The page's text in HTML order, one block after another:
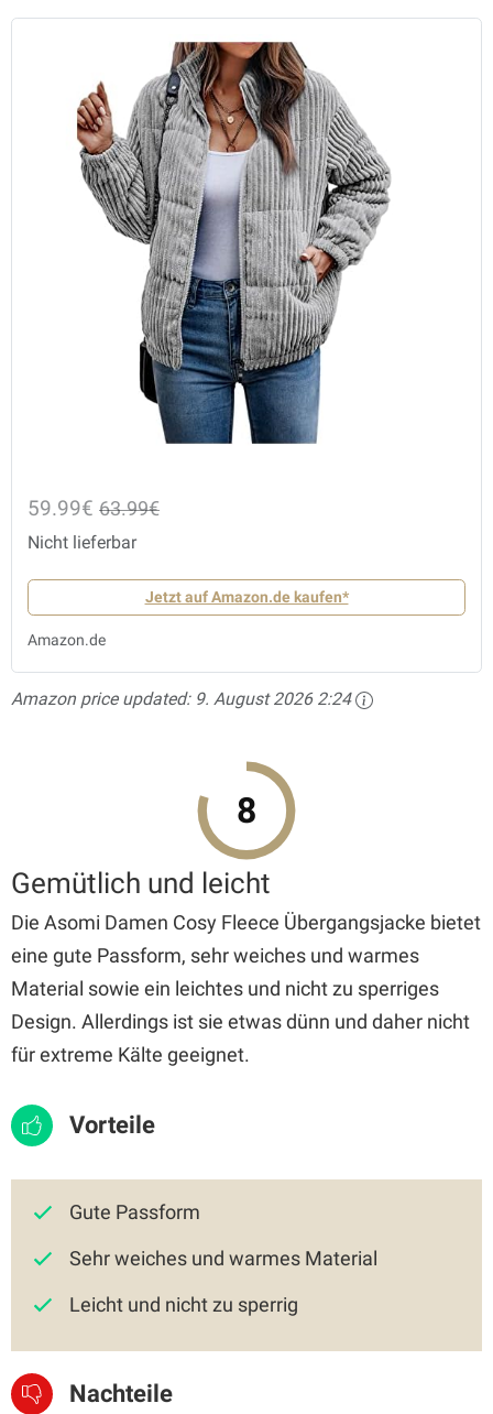
59.99€ 63.99€
Nicht lieferbar
Jetzt auf Amazon.de kaufen*
Amazon.de
Amazon price updated: 9. August 2026 2:24
8
Gemütlich und leicht
Die Asomi Damen Cosy Fleece Übergangsjacke bietet
eine gute Passform, sehr weiches und warmes
Material sowie ein leichtes und nicht zu sperriges
Design. Allerdings ist sie etwas dünn und daher nicht
für extreme Kälte geeignet.
Vorteile
Gute Passform
Sehr weiches und warmes Material
Leicht und nicht zu sperrig
Nachteile